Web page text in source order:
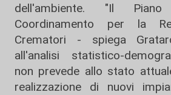
dell'ambiente. "Il
Coordinamento per la
Crematori - spiega
all'analisi statistico-
non prevede allo stato
realizzazione di nuovi